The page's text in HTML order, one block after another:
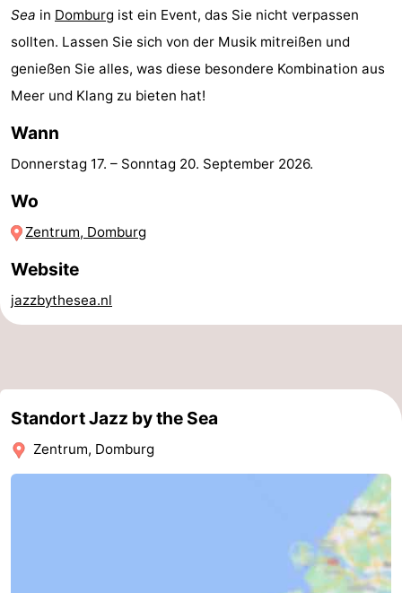
Zeeland
Renesse
-
Brouwershaven
-
Bruinisse
-
Zierikzee
-
Oosterschelde
Burgh
-
Kop
-
Sea in Domburg ist ein Event, das Sie nicht verpassen
sollten. Lassen Sie sich von der Musik mitreißen und
genießen Sie alles, was diese besondere Kombination aus
Meer und Klang zu bieten hat!
Wann
Donnerstag 17. – Sonntag 20. September 2026.
Wo
Zentrum, Domburg
Website
jazzbythesea.nl
Standort Jazz by the Sea
Zentrum, Domburg